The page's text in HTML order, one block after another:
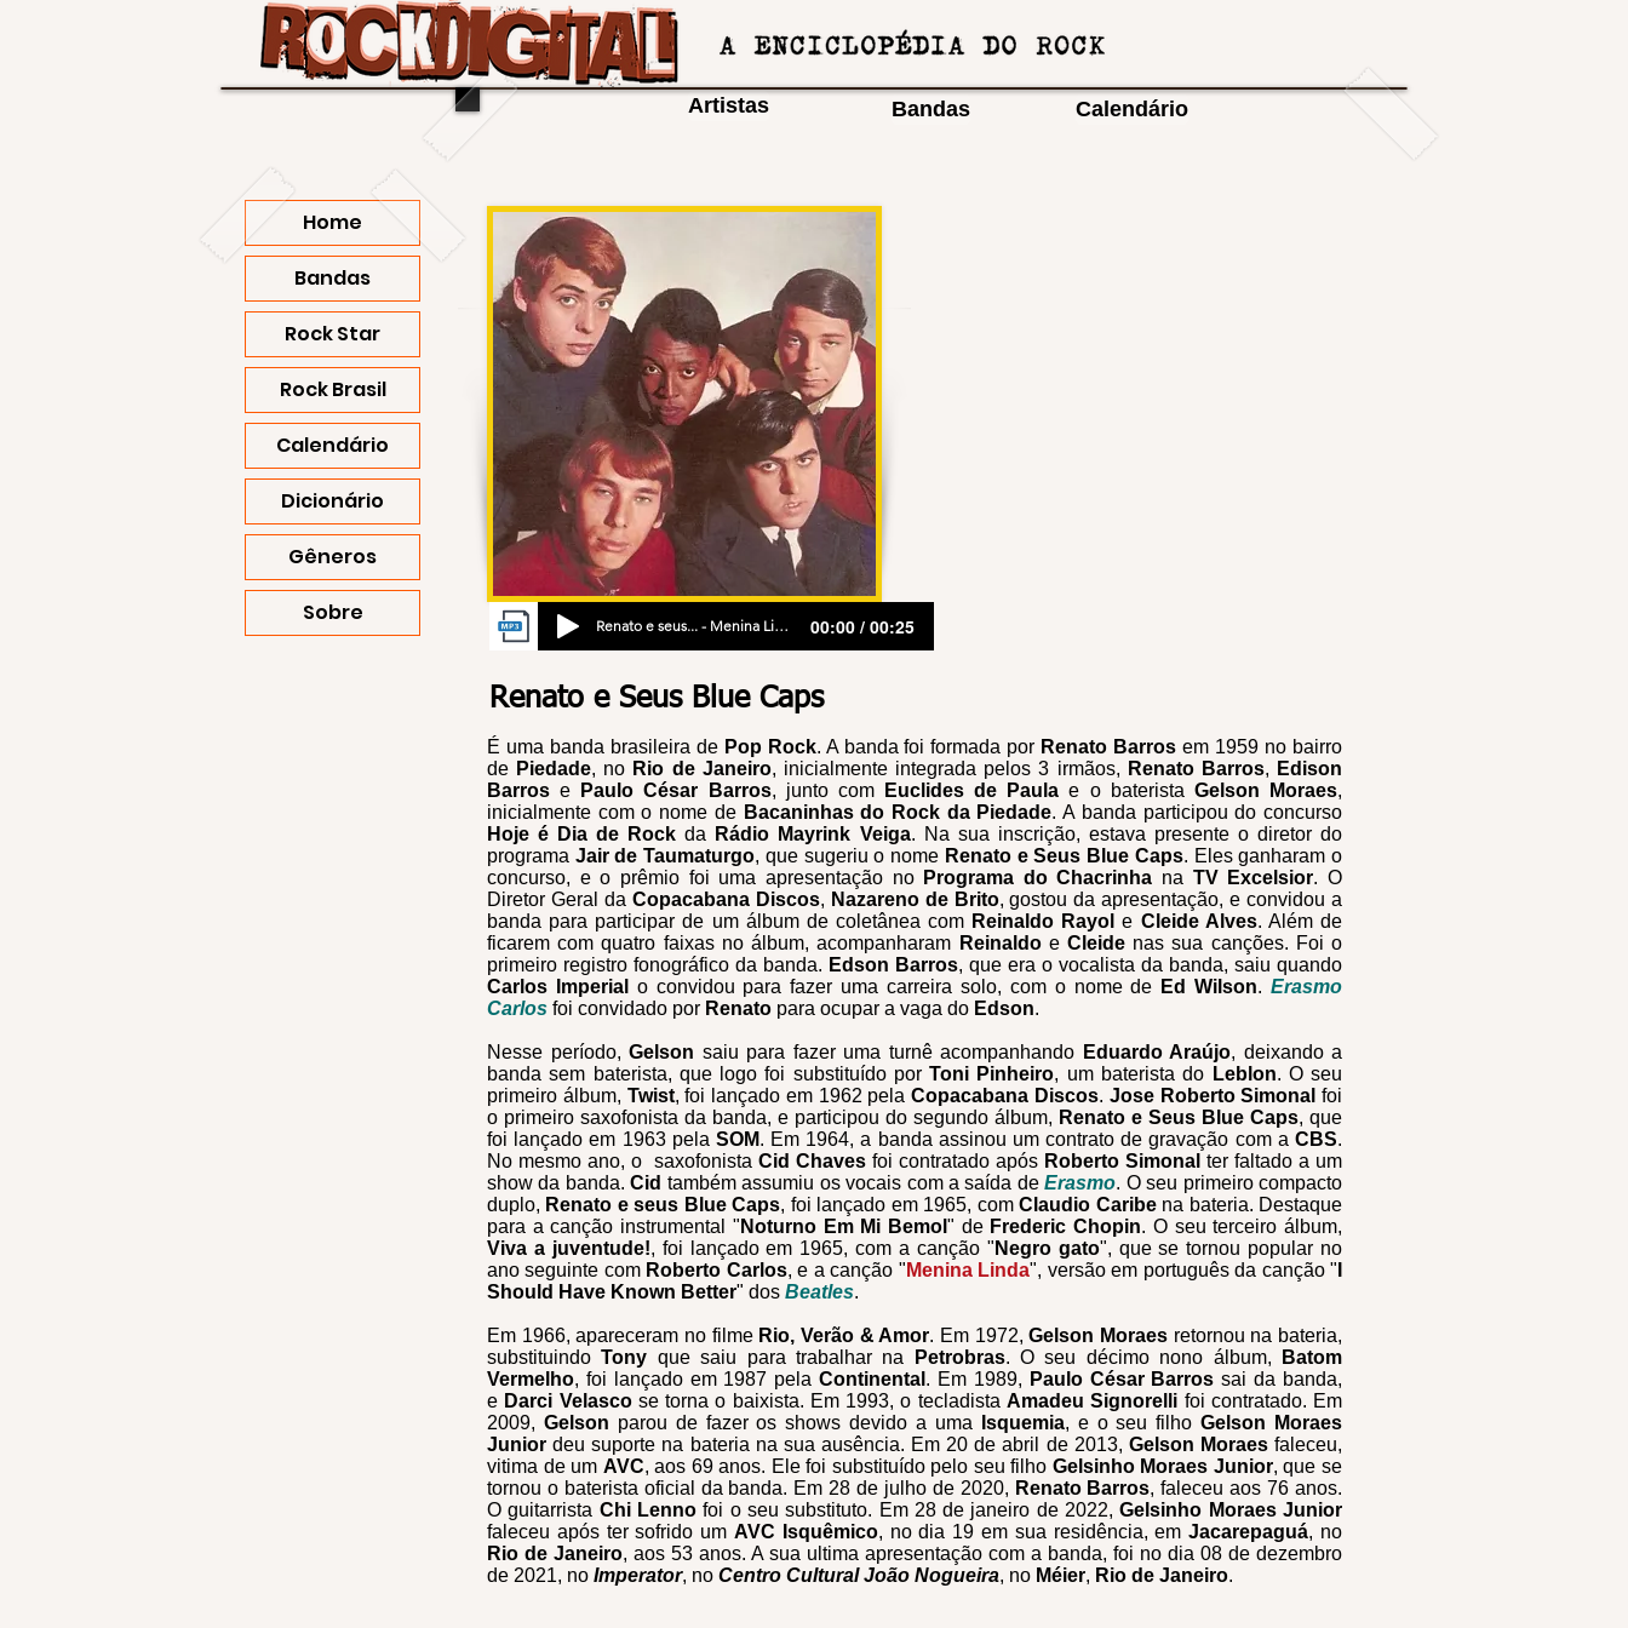
Artistas Bandas Calendário
Renato e seus... - Menina Linda (I Should Have Known Better) 00:00 / 00:25
É uma banda brasileira de Pop Rock. A banda foi formada por Renato Barros em 1959 no bairro
de Piedade, no Rio de Janeiro, inicialmente integrada pelos 3 irmãos, Renato Barros, Edison
Barros e Paulo César Barros, junto com Euclides de Paula e o baterista Gelson Moraes,
inicialmente com o nome de Bacaninhas do Rock da Piedade. A banda participou do concurso
Hoje é Dia de Rock da Rádio Mayrink Veiga. Na sua inscrição, estava presente o diretor do
programa Jair de Taumaturgo, que sugeriu o nome Renato e Seus Blue Caps. Eles ganharam o
concurso, e o prêmio foi uma apresentação no Programa do Chacrinha na TV Excelsior. O
Diretor Geral da Copacabana Discos, Nazareno de Brito, gostou da apresentação, e convidou a
banda para participar de um álbum de coletânea com Reinaldo Rayol e Cleide Alves. Além de
ficarem com quatro faixas no álbum, acompanharam Reinaldoe Cleidenas sua canções. Foi o
primeiro registro fonográfico da banda. Edson Barros, que era o vocalista da banda, saiu quando
Carlos Imperial
o convidou para fazer uma carreira solo, com o nome de Ed Wilson.Erasmo
Carlos foi convidado por Renato para ocupar a vaga do Edson.
Nesse período, Gelson saiu para fazer uma turnê acompanhando Eduardo Araújo, deixando a
banda sem baterista, que logo foi substituído porToni Pinheiro, um baterista do Leblon. O seu
primeiro álbum, Twist, foi lançado em 1962 pelaCopacabana Discos. Jose Roberto Simonal foi
o primeiro saxofonista da banda, e participou do segundo álbum, Renato e Seus Blue Caps, que
foi lançado em 1963 pela SOM. Em 1964, a banda assinou um contrato de gravação com aCBS.
No mesmo ano, o saxofonista Cid Chaves foi contratado após Roberto Simonal ter faltado a um
show da banda.Cid também assumiu os vocais com a saída deErasmo. O seu primeiro compacto
duplo, Renato e seus Blue Caps, foi lançado em 1965, comClaudio Caribena bateria. Destaque
para a canção instrumental " Noturno Em Mi Bemol" de Frederic Chopin. O seu terceiro álbum,
Viva a juventude!, foi lançado em 1965, com a canção " Negro gato", que se tornou popular no
ano seguinte com Roberto Carlos, e a canção " Menina Linda", versão em português da canção "
Should Have Known Better" dos Beatles.
Em 1966, apareceram no filme Rio, Verão & Amor. Em 1972,Gelson Moraes retornou na bateria,
substituindoTony que saiu para trabalhar na Petrobras. O seu décimo nono álbum,
Batom
Vermelho, foi lançado em 1987 pelaContinental . Em 1989, Paulo César Barros sai da banda,
e Darci Velascose torna o baixista. Em 1993, o tecladista Amadeu Signorelli foi contratado. Em
2009, Gelson parou de fazer os shows devido a uma Isquemia, e o seu filhoGelson Moraes
Junior deu suporte na bateria na sua ausência. Em 20 de abril de 2013, Gelson Moraesfaleceu,
vitima de um AVC, aos 69 anos. Ele foi substituído pelo seu filho Gelsinho Moraes Junior, que se
tornou o baterista oficial da banda. Em 28 de julho de 2020, Renato Barros, faleceu aos 76 anos.
O guitarrista Chi Lennofoi o seu substituto. Em 28 de janeiro de 2022,Gelsinho Moraes Junior
faleceu após ter sofrido um AVC Isquêmico, no dia 19 em sua residência, emJacarepaguá, no
Rio de Janeiro, aos 53 anos. A sua ultima apresentação com a banda, foi no dia 08 de dezembro
de 2021, no Imperator, no Centro Cultural João Nogueira, no Méier, Rio de Janeiro.
Renato e Seus Blue Caps
Home
Bandas
Rock Star
Rock Brasil
Calendário
Dicionário
Gêneros
Sobre